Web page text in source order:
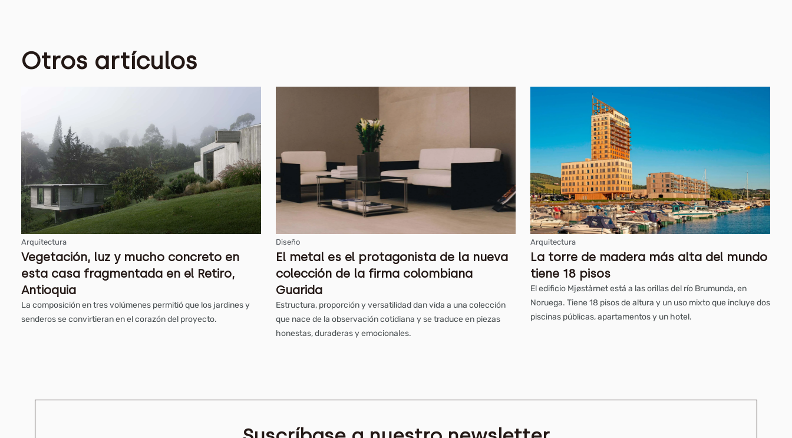
Otros artículos
Arquitectura
Vegetación, luz y mucho concreto en
esta casa fragmentada en el Retiro,
Antioquia
La composición en tres volúmenes permitió que los jardines y
senderos se convirtieran en el corazón del proyecto.
Diseño
El metal es el protagonista de la nueva
colección de la firma colombiana
Guarida
Estructura, proporción y versatilidad dan vida a una colección
que nace de la observación cotidiana y se traduce en piezas
honestas, duraderas y emocionales.
Arquitectura
La torre de madera más alta del mundo
tiene 18 pisos
El edificio Mjøstårnet está a las orillas del río Brumunda, en
Noruega. Tiene 18 pisos de altura y un uso mixto que incluye dos
piscinas públicas, apartamentos y un hotel.